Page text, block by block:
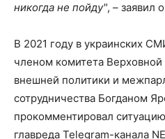
никогда не пойду", – заявил
В 2021 году в украинских
членом комитета
внешней политики и
сотрудничества Богданом
прокомментировал
главреда Telegram-канала